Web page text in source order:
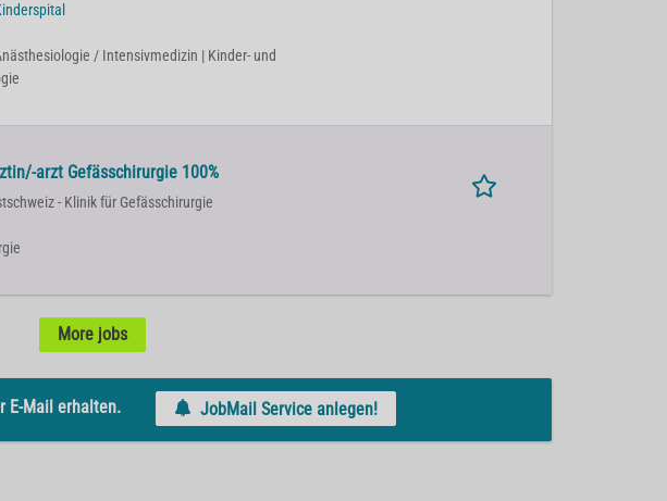
/ Intensivmedizin | Kinder- und
arzt Gefässchirurgie 100%
- Klinik für Gefässchirurgie
More jobs
E-Mail erhalten. JobMail Service anlegen!